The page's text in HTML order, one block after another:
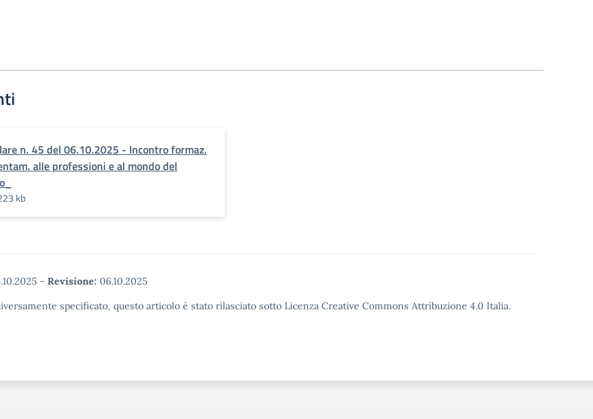
n. 45 del 06.10.2025 - Incontro formaz.
alle professioni e al mondo del
kb
- Revisione: 06.10.2025
specificato, questo articolo è stato rilasciato sotto Licenza Creative Commons Attribuzione 4.0 Italia.